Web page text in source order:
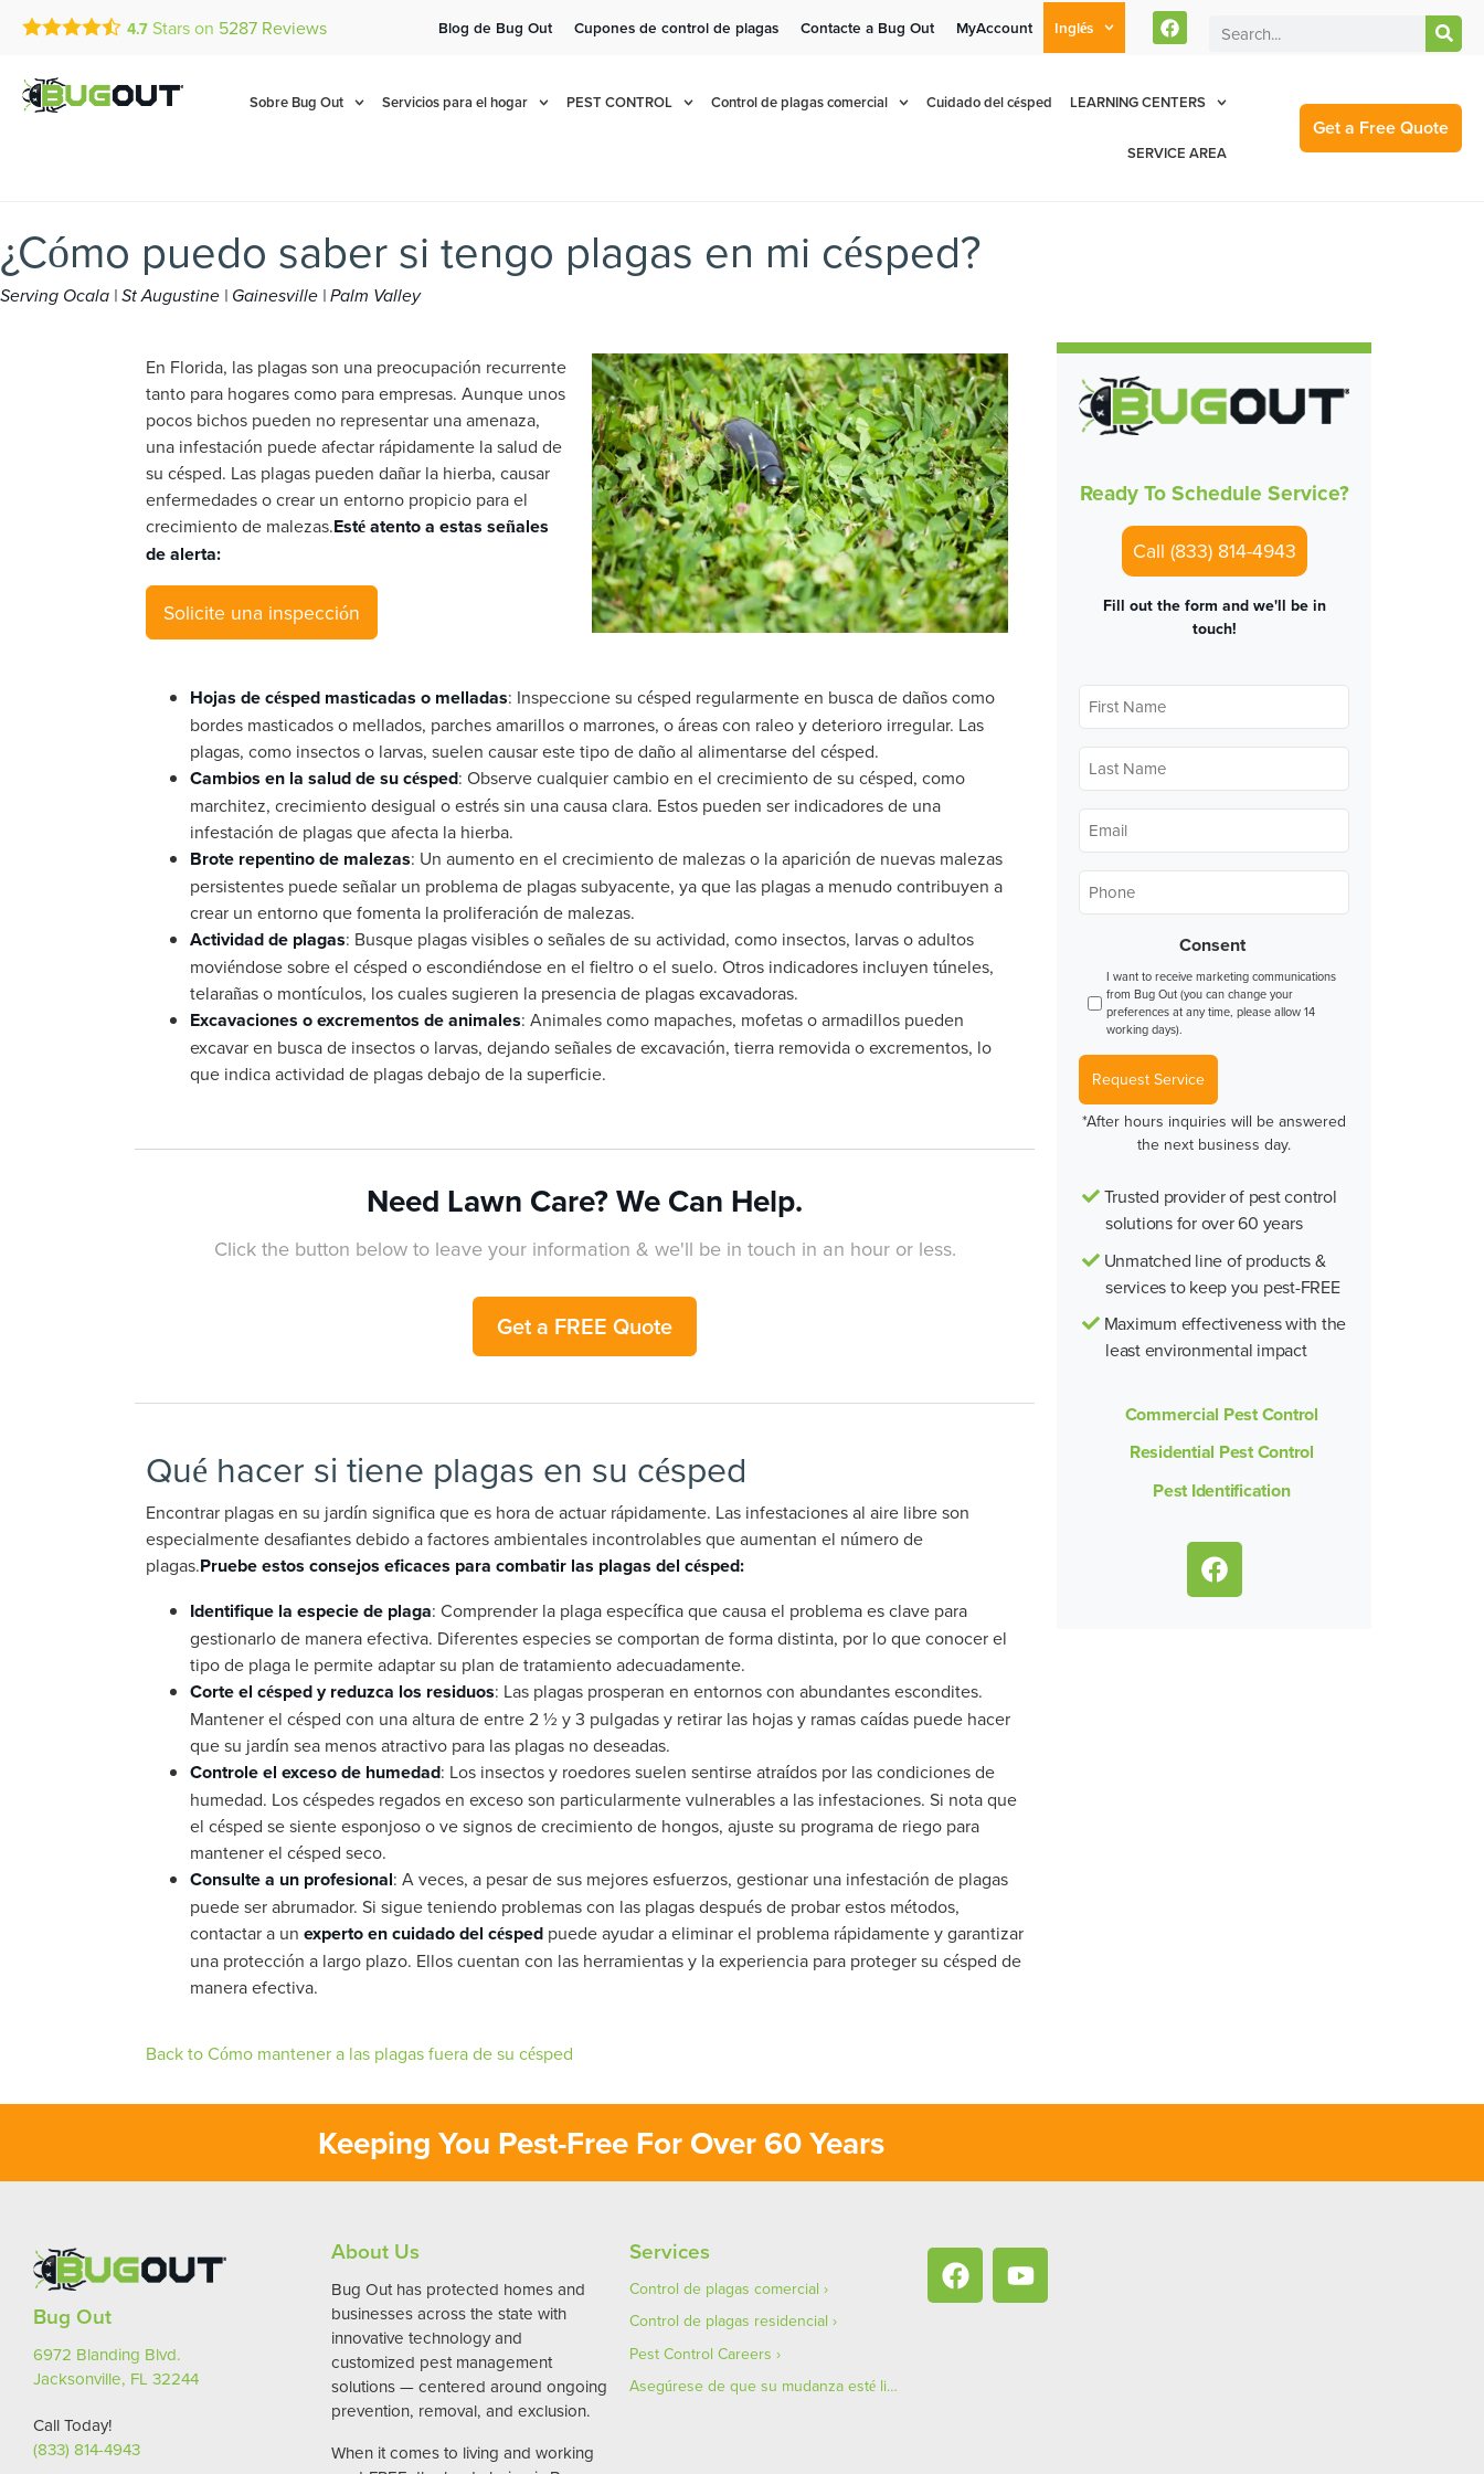
Call Today for a Free Quote!
(833) 814-4943
Current Customers Can Text Us!
877-284-6881
4.7 Stars on 5287 Reviews Blog de Bug Out Cupones de control de plagas Contacte a Bug Out MyAccount Inglés
Sobre Bug Out Servicios para el hogar PEST CONTROL Control de plagas comercial Cuidado del césped LEARNING CENTERS
SERVICE AREA
Get a Free Quote
¿Cómo puedo saber si tengo plagas en mi césped?
Serving Ocala | St Augustine | Gainesville | Palm Valley
En Florida, las plagas son una preocupación recurrente
tanto para hogares como para empresas. Aunque unos
pocos bichos pueden no representar una amenaza,
una infestación puede afectar rápidamente la salud de
su césped. Las plagas pueden dañar la hierba, causar
enfermedades o crear un entorno propicio para el
crecimiento de malezas.Esté atento a estas señales
de alerta:
Solicite una inspección
Hojas de césped masticadas o melladas: Inspeccione su césped regularmente en busca de daños como
bordes masticados o mellados, parches amarillos o marrones, o áreas con raleo y deterioro irregular. Las
plagas, como insectos o larvas, suelen causar este tipo de daño al alimentarse del césped.
Cambios en la salud de su césped: Observe cualquier cambio en el crecimiento de su césped, como
marchitez, crecimiento desigual o estrés sin una causa clara. Estos pueden ser indicadores de una
infestación de plagas que afecta la hierba.
Brote repentino de malezas: Un aumento en el crecimiento de malezas o la aparición de nuevas malezas
persistentes puede señalar un problema de plagas subyacente, ya que las plagas a menudo contribuyen a
crear un entorno que fomenta la proliferación de malezas.
Actividad de plagas: Busque plagas visibles o señales de su actividad, como insectos, larvas o adultos
moviéndose sobre el césped o escondiéndose en el fieltro o el suelo. Otros indicadores incluyen túneles,
telarañas o montículos, los cuales sugieren la presencia de plagas excavadoras.
Excavaciones o excrementos de animales: Animales como mapaches, mofetas o armadillos pueden
excavar en busca de insectos o larvas, dejando señales de excavación, tierra removida o excrementos, lo
que indica actividad de plagas debajo de la superficie.
Need Lawn Care? We Can Help.
Click the button below to leave your information & we'll be in touch in an hour or less.
Get a FREE Quote
Qué hacer si tiene plagas en su césped
Encontrar plagas en su jardín significa que es hora de actuar rápidamente. Las infestaciones al aire libre son
especialmente desafiantes debido a factores ambientales incontrolables que aumentan el número de
plagas.Pruebe estos consejos eficaces para combatir las plagas del césped:
Identifique la especie de plaga: Comprender la plaga específica que causa el problema es clave para
gestionarlo de manera efectiva. Diferentes especies se comportan de forma distinta, por lo que conocer el
tipo de plaga le permite adaptar su plan de tratamiento adecuadamente.
Corte el césped y reduzca los residuos: Las plagas prosperan en entornos con abundantes escondites.
Mantener el césped con una altura de entre 2 ½ y 3 pulgadas y retirar las hojas y ramas caídas puede hacer
que su jardín sea menos atractivo para las plagas no deseadas.
Controle el exceso de humedad: Los insectos y roedores suelen sentirse atraídos por las condiciones de
humedad. Los céspedes regados en exceso son particularmente vulnerables a las infestaciones. Si nota que
el césped se siente esponjoso o ve signos de crecimiento de hongos, ajuste su programa de riego para
mantener el césped seco.
Consulte a un profesional: A veces, a pesar de sus mejores esfuerzos, gestionar una infestación de plagas
puede ser abrumador. Si sigue teniendo problemas con las plagas después de probar estos métodos,
contactar a un experto en cuidado del césped puede ayudar a eliminar el problema rápidamente y garantizar
una protección a largo plazo. Ellos cuentan con las herramientas y la experiencia para proteger su césped de
manera efectiva.
Back to Cómo mantener a las plagas fuera de su césped
Ready To Schedule Service?
Call (833) 814-4943
Fill out the form and we'll be in
touch!
First
Name*
Last
Name*
Email *
Phone
Consent
I want to receive marketing communications
from Bug Out (you can change your
preferences at any time, please allow 14
working days).
Request Service
*After hours inquiries will be answered
the next business day.
Trusted provider of pest control
solutions for over 60 years
Unmatched line of products &
services to keep you pest-FREE
Maximum effectiveness with the
least environmental impact
Commercial Pest Control
Residential Pest Control
Pest Identification
Keeping You Pest-Free For Over 60 Years
Bug Out
6972 Blanding Blvd.
Jacksonville, FL 32244
Call Today!
(833) 814-4943
About Us
Bug Out has protected homes and
businesses across the state with
innovative technology and
customized pest management
solutions — centered around ongoing
prevention, removal, and exclusion.
When it comes to living and working
Services
Control de plagas comercial
Control de plagas residencial
Pest Control Careers
Asegúrese de que su mudanza esté libre de plagas